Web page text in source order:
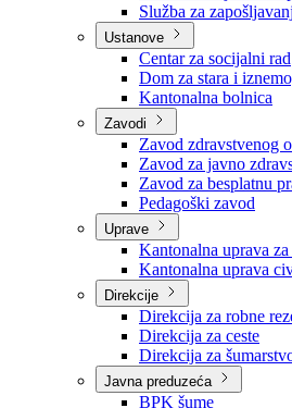
Službe
Služba za odnose s
Služba za zajedničke
Služba za
Ustanove
Centar za socijalni rad
Dom za stara i
Kantonalna bolnica
Zavodi
Zavod zdravstvenog
Zavod za javno
Zavod za besplatnu
Pedagoški zavod
Uprave
Kantonalna uprava za
Kantonalna uprava
Direkcije
Direkcija za robne
Direkcija za ceste